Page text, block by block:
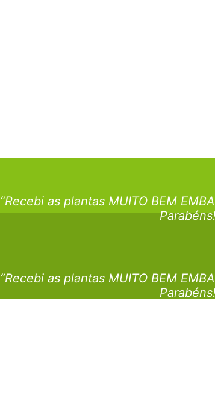
“Recebi as plantas MUITO BEM
“Recebi as plantas MUITO BEM